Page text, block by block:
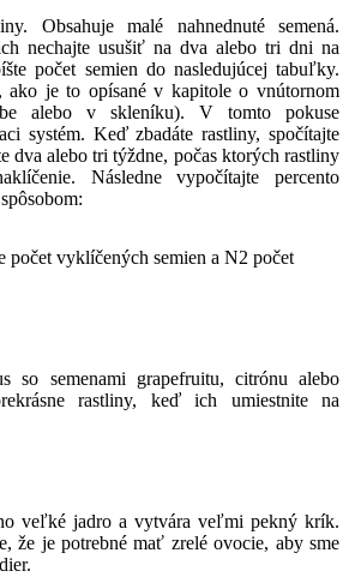
Obsahuje malé nahnednuté semená.
nechajte usušiť na dva alebo tri dni na
počet semien do nasledujúcej tabuľky.
ako je to opísané v kapitole o vnútornom
alebo v skleníku). V tomto pokuse
systém. Keď zbadáte rastliny, spočítajte
dva alebo tri týždne, počas ktorých rastliny
Následne vypočítajte percento
vyklíčených semien a N2 počet
so semenami grapefruitu, citrónu alebo
rastliny, keď ich umiestnite na
veľké jadro a vytvára veľmi pekný krík.
že je potrebné mať zrelé ovocie, aby sme